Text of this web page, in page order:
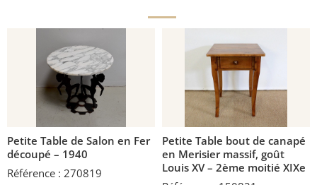
Petite Table de Salon en Fer
découpé – 1940
Référence : 270819
Petite Table bout de canapé
en Merisier massif, goût
Louis XV – 2ème moitié XIXe